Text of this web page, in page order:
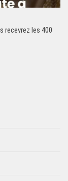
recevrez les 400